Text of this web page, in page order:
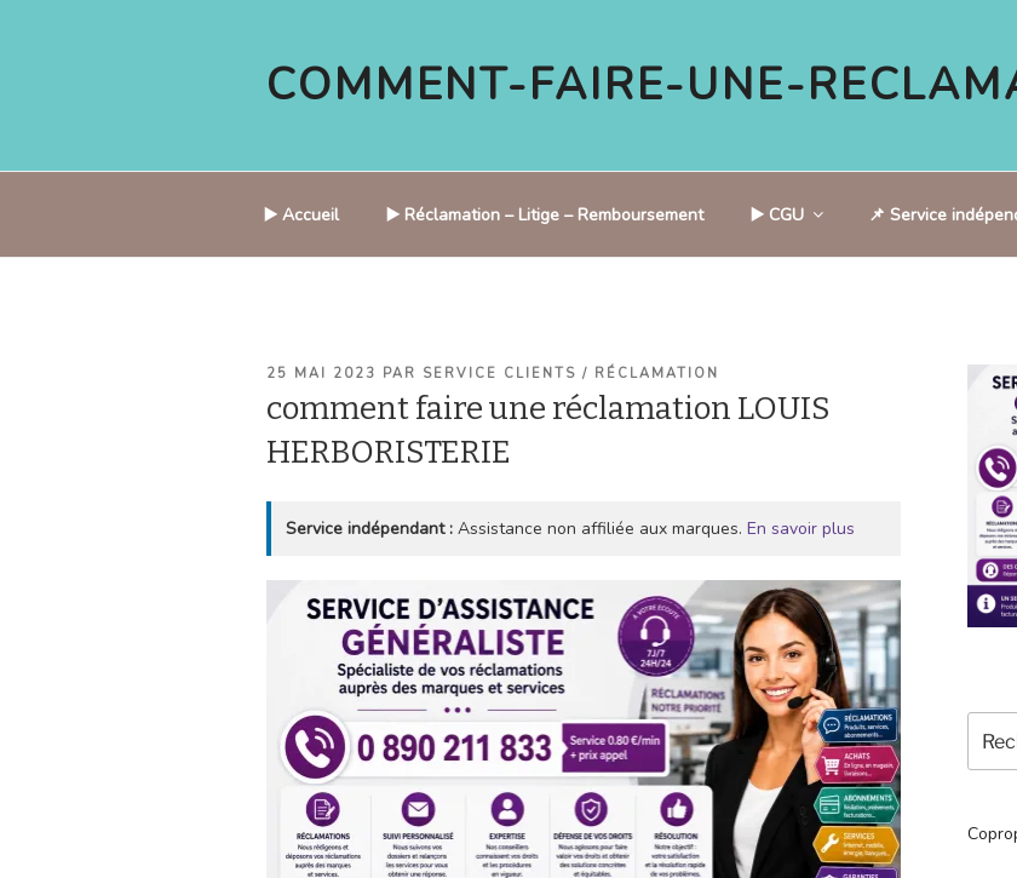
COMMENT-FAIRE-UNE-
▶️ Accueil ▶️ Réclamation – Litige – Remboursement ▶️ CGU 📌 Service
PUBLIÉ
25 MAI 2023 PAR SERVICE CLIENTS / RÉCLAMATION
comment faire une réclamation LOUIS
HERBORISTERIE
Service indépendant : Assistance non affiliée aux marques. En savoir plus
pour
: